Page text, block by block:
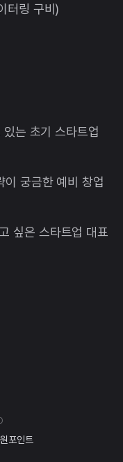
터링 구비)
는 초기 스타트업
궁금한 예비 창업
싶은 스타트업 대표
포인트